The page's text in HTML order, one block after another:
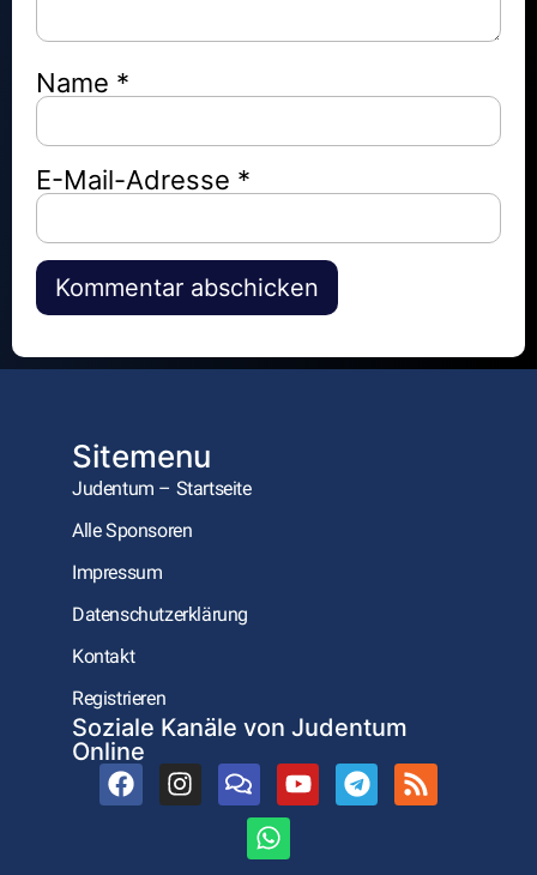
Name *
E-Mail-Adresse *
Sitemenu
Judentum – Startseite
Alle Sponsoren
Impressum
Datenschutzerklärung
Kontakt
Registrieren
Soziale Kanäle von Judentum
Online